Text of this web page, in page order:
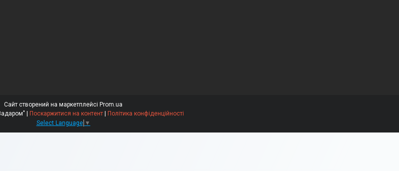
Сайт створений на маркетплейсі Prom.ua
Поскаржитися на контент
Політика конфіденційності
Select Language ▼